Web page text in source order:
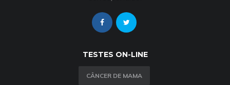
TESTES ON-LINE
CÂNCER DE MAMA